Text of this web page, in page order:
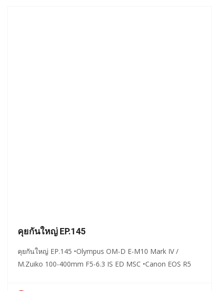
คุยกันใหญ่ EP.145
คุยกันใหญ่ EP.145 •Olympus OM-D E-M10 Mark IV /
M.Zuiko 100-400mm F5-6.3 IS ED MSC •Canon EOS R5